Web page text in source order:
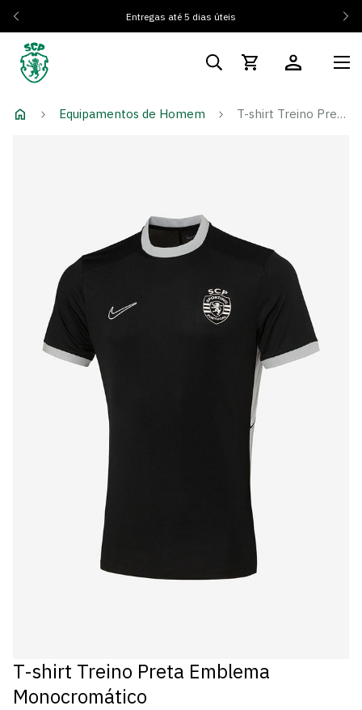
Entregas até 5 dias úteis
Equipamentos de Homem T-shirt Treino Preta Emblema Monocromático
T-shirt Treino Preta Emblema
Monocromático